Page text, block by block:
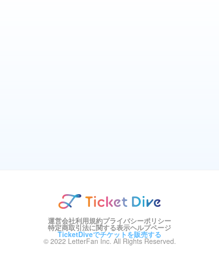
運営会社利用規約プライバシーポリシー
特定商取引法に関する表示ヘルプページ
TicketDiveでチケットを販売する
© 2022 LetterFan Inc. All Rights Reserved.